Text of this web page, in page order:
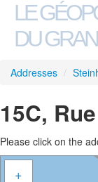
LE
DU
Addresses /
15C,
Please click on the
+